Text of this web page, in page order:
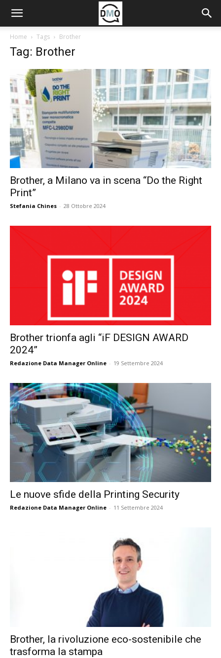
Home Tags Brother
Tag: Brother
Brother, a Milano va in scena “Do the Right
Print”
Stefania Chines - 28 Ottobre 2024
Brother trionfa agli “iF DESIGN AWARD
2024”
Redazione Data Manager Online - 19 Settembre 2024
Le nuove sfide della Printing Security
Redazione Data Manager Online - 11 Settembre 2024
Brother, la rivoluzione eco-sostenibile che
trasforma la stampa